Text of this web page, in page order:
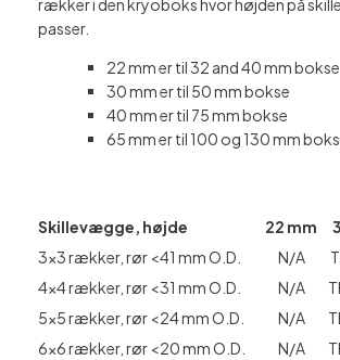
passer.
22 mm er til 32 and 40 mm bokse
30 mm er til 50 mm bokse
40 mm er til 75 mm bokse
65 mm er til 100 og 130 mm
Skillevægge, højde 22 mm
3×3 rækker, rør <41 mm O.D.
N/A
4×4 rækker, rør <31 mm O.D.
N/A
5×5 rækker, rør <24 mm O.D.
N/A
6×6 rækker, rør <20 mm O.D.
N/A